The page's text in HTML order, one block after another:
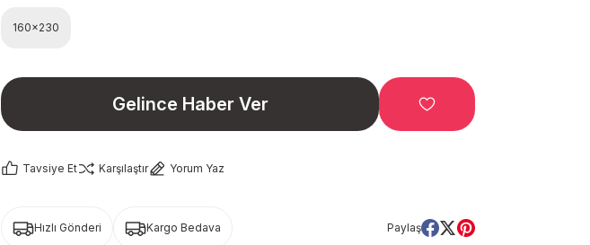
160x230
Gelince Haber Ver
Tavsiye Et Karşılaştır Yorum Yaz
Hızlı Gönderi Kargo Bedava Paylaş